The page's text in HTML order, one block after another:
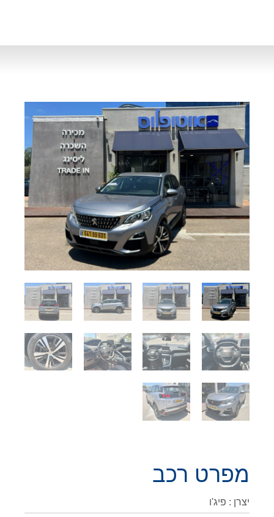
מפרט רכב
יצרן : פיג'ו